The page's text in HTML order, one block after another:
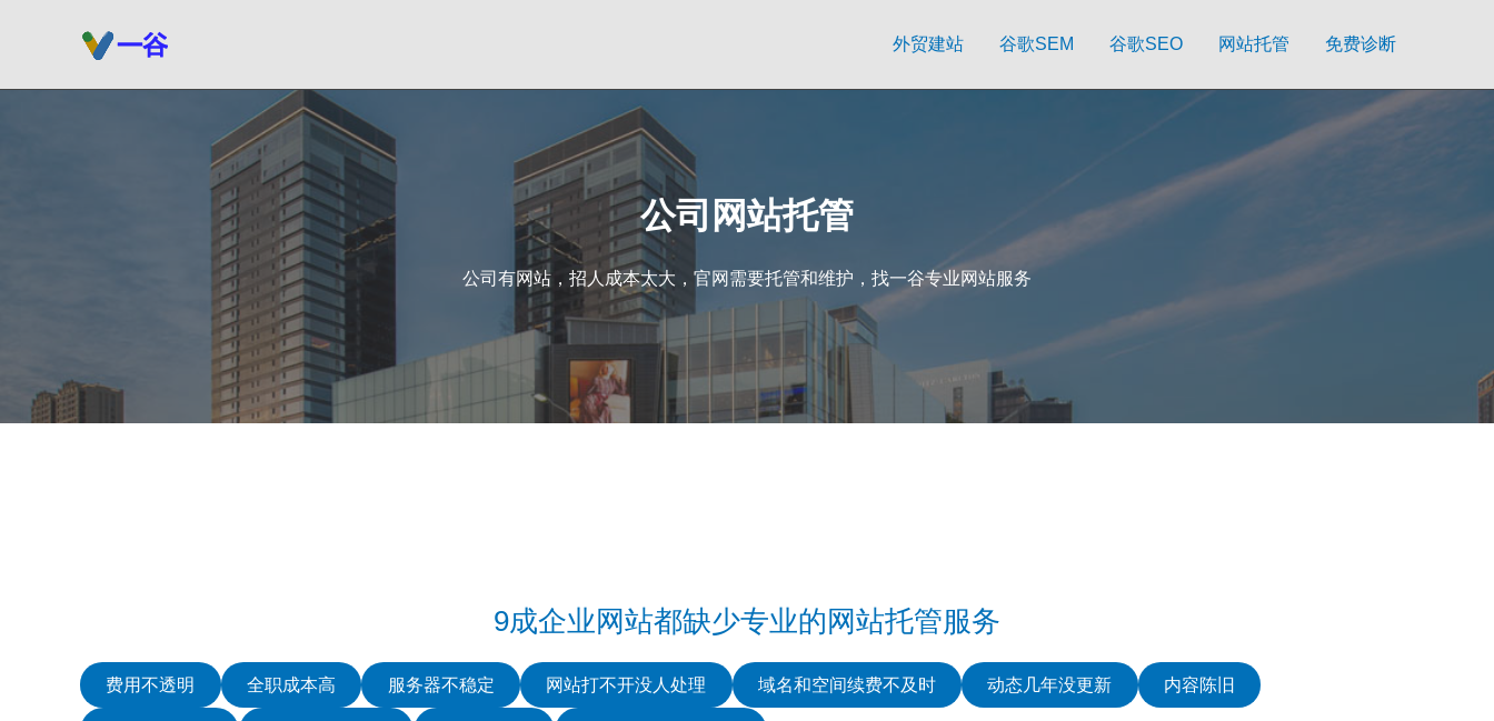
外贸建站 谷歌SEM 谷歌SEO 网站托管 免费诊断
公司网站托管
公司有网站，招人成本太大，官网需要托管和维护，找一谷专业网站服务
9成企业网站都缺少专业的网站托管服务
费用不透明 全职成本高 服务器不稳定 网站打不开没人处理 域名和空间续费不及时 动态几年没更新 内容陈旧